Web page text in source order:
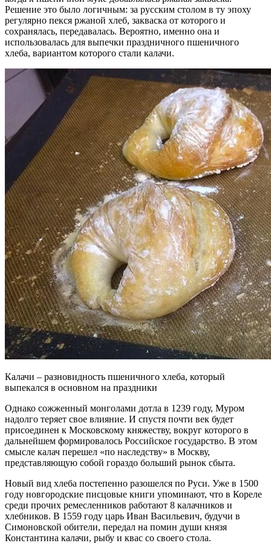
Решение это было логичным: за русским столом в ту эпоху
регулярно пекся ржаной хлеб, закваска от которого и
сохранялась, передавалась. Вероятно, именно она и
использовалась для выпечки праздничного пшеничного
хлеба, вариантом которого стали калачи.
Калачи – разновидность пшеничного хлеба, который
выпекался в основном на праздники
Однако сожженный монголами дотла в 1239 году, Муром
надолго теряет свое влияние. И спустя почти век будет
присоединен к Московскому княжеству, вокруг которого в
дальнейшем формировалось Российское государство. В этом
смысле калач перешел «по наследству» в Москву,
представляющую собой гораздо больший рынок сбыта.
Новый вид хлеба постепенно разошелся по Руси. Уже в 1500
году новгородские писцовые книги упоминают, что в Кореле
среди прочих ремесленников работают 8 калачников и
хлебников. В 1559 году царь Иван Васильевич, будучи в
Симоновской обители, передал на помин души князя
Константина калачи, рыбу и квас со своего стола.